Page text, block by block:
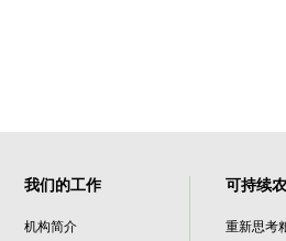
我们的工作
机构简介
可持续
重新思考